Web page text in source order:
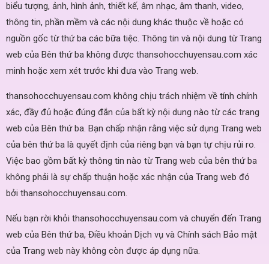
biểu tượng, ảnh, hình ảnh, thiết kế, âm nhạc, âm thanh, video,
thông tin, phần mềm và các nội dung khác thuộc về hoặc có
nguồn gốc từ thứ ba các bữa tiệc. Thông tin và nội dung từ Trang
web của Bên thứ ba không được thansohocchuyensau.com xác
minh hoặc xem xét trước khi đưa vào Trang web.
thansohocchuyensau.com không chịu trách nhiệm về tính chính
xác, đầy đủ hoặc đúng đắn của bất kỳ nội dung nào từ các trang
web của Bên thứ ba. Bạn chấp nhận rằng việc sử dụng Trang web
của bên thứ ba là quyết định của riêng bạn và bạn tự chịu rủi ro.
Việc bao gồm bất kỳ thông tin nào từ Trang web của bên thứ ba
không phải là sự chấp thuận hoặc xác nhận của Trang web đó
bởi thansohocchuyensau.com.
Nếu bạn rời khỏi thansohocchuyensau.com và chuyển đến Trang
web của Bên thứ ba, Điều khoản Dịch vụ và Chính sách Bảo mật
của Trang web này không còn được áp dụng nữa.